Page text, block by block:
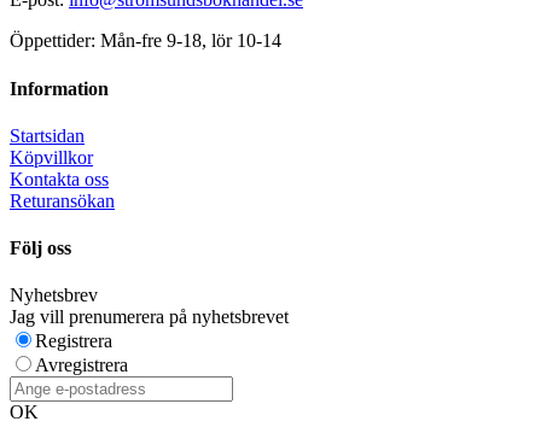
Öppettider: Mån-fre 9-18, lör 10-14
Information
Startsidan
Köpvillkor
Kontakta oss
Returansökan
Följ oss
Nyhetsbrev
Jag vill prenumerera på nyhetsbrevet
Registrera
Avregistrera
OK